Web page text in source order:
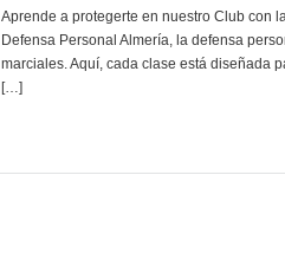
Aprende a protegerte en nuestro Club con
Defensa Personal Almería, la defensa
marciales. Aquí, cada clase está diseñada
[…]